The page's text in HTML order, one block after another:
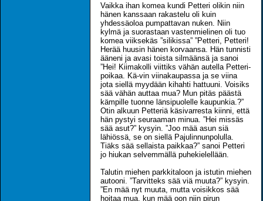
Vaikka ihan komea kundi Petteri olikin niin
hänen kanssaan rakastelu oli kuin
yhdessäoloa pumpattavan nuken. Niin
kylmä ja suorastaan vastenmielinen oli tuo
komea viiksekäs ”silikissa” ”Petteri, Petteri!
Herää huusin hänen korvaansa. Hän tunnisti
ääneni ja avasi toista silmäänsä ja sanoi
”Hei! Kiimakolli viittiks vähän autella Petteri-
poikaa. Kä-vin viinakaupassa ja se viina
jota siellä myydään kihahti hattuuni. Voisiks
sää vähän auttaa mua? Mun pitäs päästä
kämpille tuonne länsipuolelle kaupunkia.?”
Otin alkuun Petteriä käsivarresta kiinni, että
hän pystyi seuraaman minua. ”Hei missäs
sää asut?” kysyin. ”Joo mää asun siä
lähiössä, se on siellä Pajulinnunpolulla.
Tiäks sää sellaista paikkaa?” sanoi Petteri
jo hiukan selvemmällä puhekielellään.
Talutin miehen parkkitaloon ja istutin miehen
autooni. ”Tarvitteks sää viä muuta?” kysyin.
”En mää nyt muuta, mutta voisikkos sää
hoitaa mua, kun mää oon niin pirun